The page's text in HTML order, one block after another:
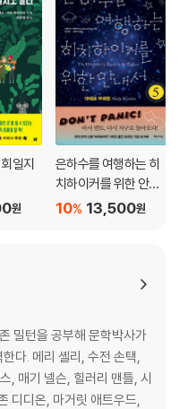
일지
원
은하수를 여행하는 히
치하이커를 위한 안내
서 5
13,500원
10%
밀턴을 공부해 문학박사가
다. 메리 셸리, 수전 손택,
, 매기 넬슨, 힐러리 맨틀, 시
디디온, 마거릿 애트우드,